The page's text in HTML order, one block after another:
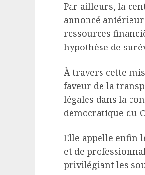
Par ailleurs, la
annoncé
ressources
hypothèse de
À travers cette
faveur de la
légales dans la
démocratique du
Elle appelle enfin
et de
privilégiant les